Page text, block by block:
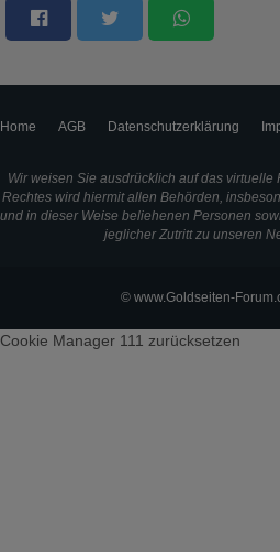
Home AGB Datenschutzerklärung
Wir weisen Sie ausdrücklich auf das
Rechtes wird hiermit allen Behörden,
und in dieser Weise beliehenen Personen
jeglicher Zutritt zu unseren
© www.Goldseiten-
Cookie Manager 111 zurücksetzen